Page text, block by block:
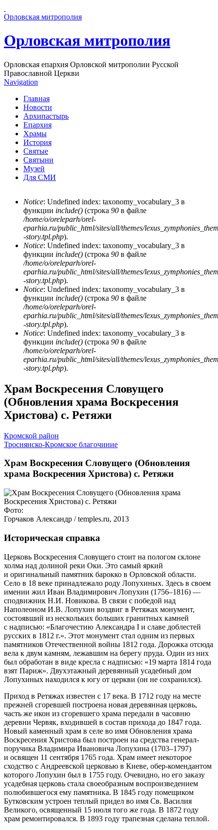
Орловская митрополия
Орловская митрополия
Орловская епархия Орловской митрополии Русской
Православной Церкви
Navigation
Главная
Новости
Архипастырь
Епархия
Храмы
История
Святые
Святыни
Музей
Для СМИ
Сообщение об ошибке
Notice: Undefined index: taxonomy_vocabulary_3 в
функции include() (строка 90 в файле
/home/o/oreleparh/orel-
eparhia.ru/public_html/sites/all/themes/
-story.tpl.php).
Notice: Undefined index: taxonomy_vocabulary_3 в
функции include() (строка 90 в файле
/home/o/oreleparh/orel-
eparhia.ru/public_html/sites/all/themes/
-story.tpl.php).
Notice: Undefined index: taxonomy_vocabulary_3 в
функции include() (строка 90 в файле
/home/o/oreleparh/orel-
eparhia.ru/public_html/sites/all/themes/
-story.tpl.php).
Notice: Undefined index: taxonomy_vocabulary_3 в
функции include() (строка 90 в файле
/home/o/oreleparh/orel-
eparhia.ru/public_html/sites/all/themes/
-story.tpl.php).
Храм Воскресения Словущего
(Обновления храма Воскресения
Христова) с. Ретяжи
Кромской район
Троснянско-Кромское благочиние
Храм Воскресения Словущего (Обновления
храма Воскресения Христова) с. Ретяжи
Фото:
Горчаков Александр / temples.ru, 2013
Историческая справка
Церковь Воскресения Словущего стоит на пологом склоне
холма над долиной реки Оки. Это самый яркий
и оригинальный памятник барокко в Орловской области.
Село в 18 веке принадлежало роду Лопухиных. Здесь в своем
имении жил Иван Владимирович Лопухин (1756–1816) —
сподвижник Н.И. Новикова. В связи с победой над
Наполеоном И.В. Лопухин воздвиг в Ретяжах монумент,
состоявший из нескольких больших гранитных камней
с надписью: «Благочестию Александра I и славе доблестей
русских в 1812 г.». Этот монумент стал одним из первых
памятников Отечественной войны 1812 года. Дорожка отсюда
вела к двум камням, лежавшим на берегу пруда. Один из них
был обработан в виде кресла с надписью: «19 марта 1814 года
взят Париж». Двухэтажный деревянный усадебный дом
Лопухиных находился к югу от церкви (он не сохранился).
Приход в Ретяжах известен с 17 века. В 1712 году на месте
прежней сгоревшей построена новая деревянная церковь,
часть же икон из сгоревшего храма передали в часовню
деревни Червяк, входившей в состав прихода до 1847 года.
Новый каменный храм в селе во имя Обновления храма
Воскресения Христова был построен на средства генерал-
поручика Владимира Ивановича Лопухина (1703–1797)
и освящен 11 сентября 1765 года. Храм имеет некоторое
сходство с Андреевской церковью в Киеве, обер-комендантом
которого Лопухин был в 1755 году. Очевидно, но его заказу
усадебная церковь стала своеобразным воспроизведением
полюбившегося ему памятника. В 1845 году помещиком
Бутковским устроен теплый придел во имя Св. Василия
Великого, освященный 15 июля того же года. В 1872 году
храм ремонтировался. В 1893 году трапезная сделана теплой.